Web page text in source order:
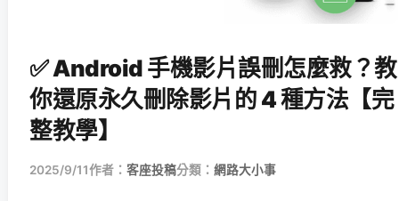
✅ Android 手機影片誤刪怎麼救？教
你還原永久刪除影片的 4 種方法【完
整教學】
2025/9/11作者： 客座投稿分類： 網路大小事